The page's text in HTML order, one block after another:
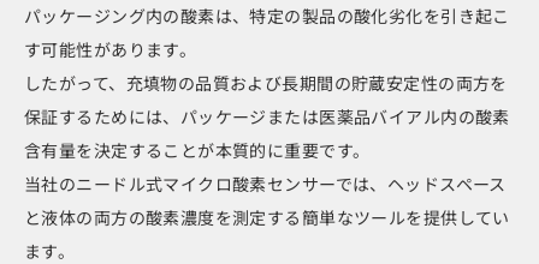
パッケージング内の酸素は、特定の製品の酸化劣化を引き起こ
す可能性があります。
したがって、充填物の品質および長期間の貯蔵安定性の両方を
保証するためには、パッケージまたは医薬品バイアル内の酸素
含有量を決定することが本質的に重要です。
当社のニードル式マイクロ酸素センサーでは、ヘッドスペース
と液体の両方の酸素濃度を測定する簡単なツールを提供してい
ます。